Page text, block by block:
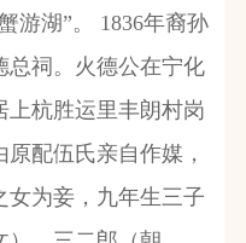
游湖”。
1836年裔孙
总祠。火德公在宁化
上杭胜运里丰朗村岗
配伍氏亲自作媒，
女为妾，九年生三子